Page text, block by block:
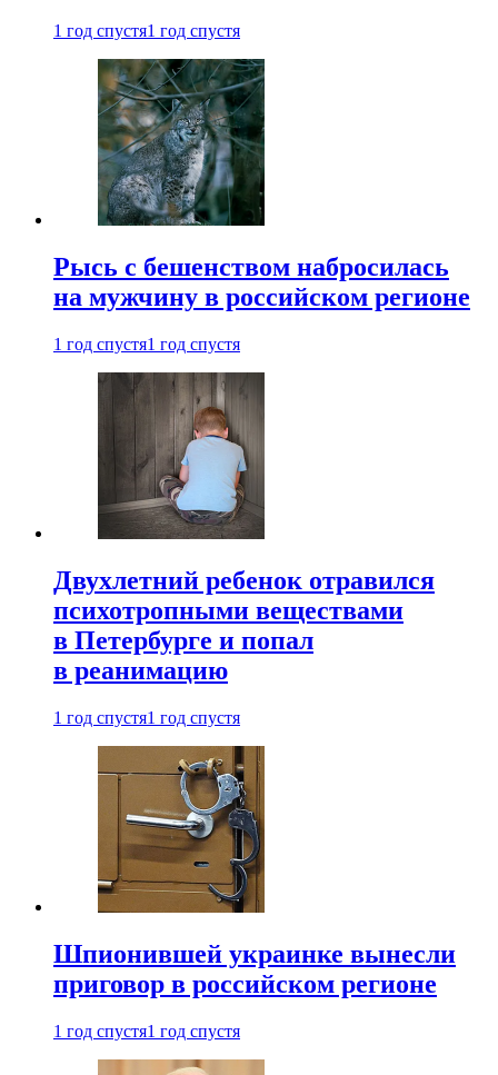
1 год спустя1 год спустя
Рысь с бешенством набросилась
на мужчину в российском регионе
1 год спустя1 год спустя
Двухлетний ребенок отравился
психотропными веществами
в Петербурге и попал
в реанимацию
1 год спустя1 год спустя
Шпионившей украинке вынесли
приговор в российском регионе
1 год спустя1 год спустя